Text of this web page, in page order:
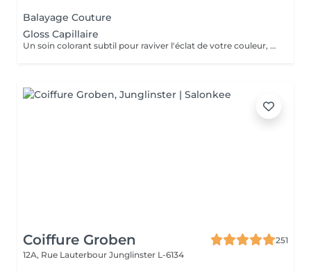
Balayage Couture
Gloss Capillaire
Un soin colorant subtil pour raviver l'éclat de votre couleur, neutraliser les reflets indésirables et prolonger la tenue de votre teinte. Résultat immédiat : une chevelure lumineuse, unifiée et pleine de vie.
Coiffure Groben
251
12A, Rue Lauterbour Junglinster L-6134